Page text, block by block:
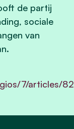
de partij
sociale
van
7/articles/